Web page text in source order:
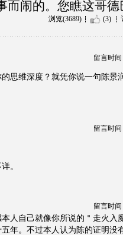
而闹的。您瞧这哥
浏览(3689) (3)
留言时间
思维深度？就凭你说一句陈景
留言时间
。
留言时间
人自己就像你所说的＂走火入
年。不过本人认为陈的证明没